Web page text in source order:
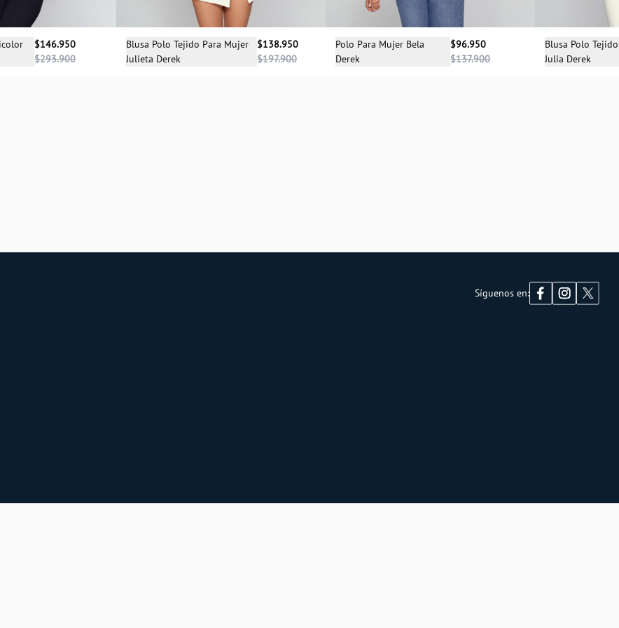
una talla$146.950
$293.900
Selecciona una talla
Blusa Polo Tejido Para Mujer
Julieta Derek
$138.950
$197.900
Selecciona una talla
L XL
Polo Para Mujer Bela
Derek
$96.950
$137.900
Blusa Polo
Julia Derek
Síguenos en: